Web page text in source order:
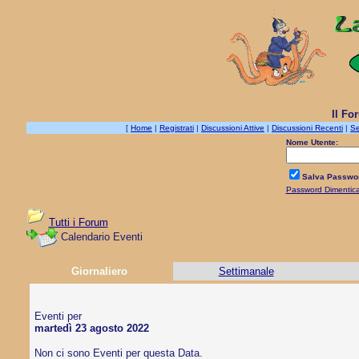
Il
[ Home | Registrati | Discussioni Attive | Discussioni Recenti |
Nome Utente:
Salva
Password
Tutti i Forum
Calendario Eventi
Giornaliero Settimanale
Eventi per
martedì 23 agosto 2022
Non ci sono Eventi per questa Data.